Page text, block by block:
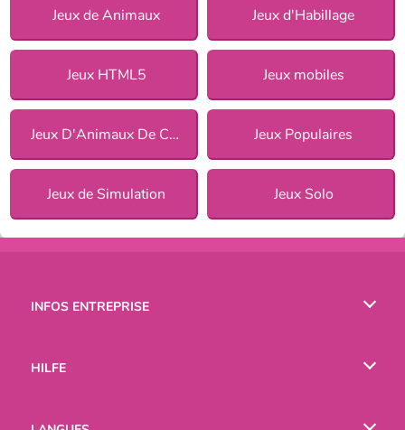
Jeux de Animaux Jeux d'Habillage
Jeux HTML5 Jeux mobiles
Jeux D'Animaux De Compagnie Jeux Populaires
Jeux de Simulation Jeux Solo
INFOS ENTREPRISE
HILFE